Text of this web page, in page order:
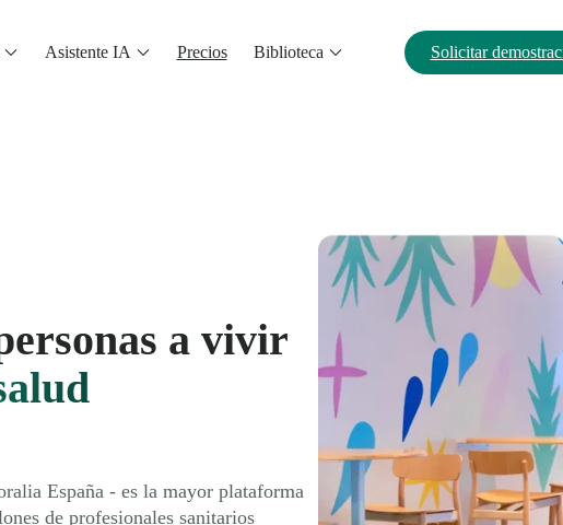
Asistente IA Precios Biblioteca Solicitar
a vivir
España - es la mayor plataforma
de profesionales sanitarios